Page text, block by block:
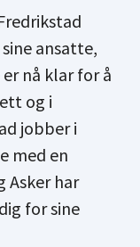
ansatte,
nå klar for å
og i
jobber i
med en
Asker har
for sine